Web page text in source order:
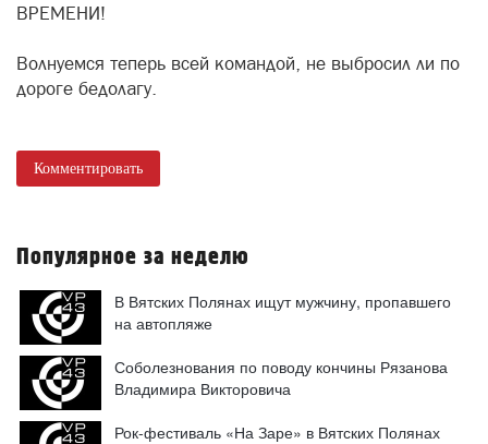
ВРЕМЕНИ!
Волнуемся теперь всей командой, не выбросил ли по
дороге бедолагу.
Комментировать
Популярное за неделю
В Вятских Полянах ищут мужчину, пропавшего
на автопляже
Соболезнования по поводу кончины Рязанова
Владимира Викторовича
Рок-фестиваль «На Заре» в Вятских Полянах